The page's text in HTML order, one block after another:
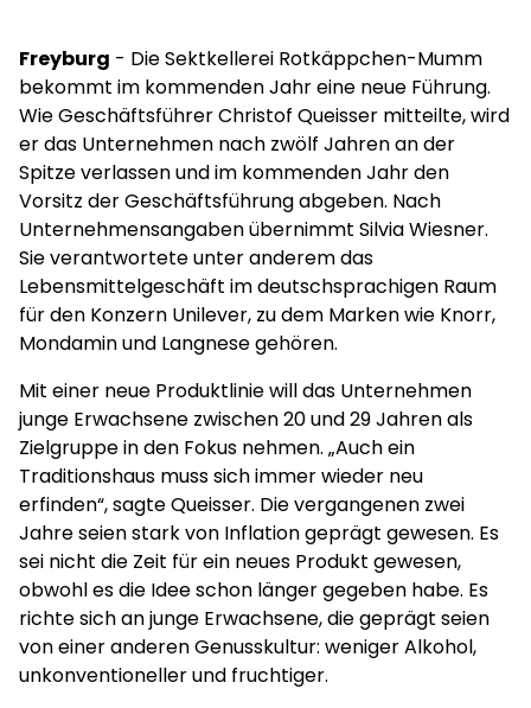
Freyburg - Die Sektkellerei Rotkäppchen-Mumm
bekommt im kommenden Jahr eine neue Führung.
Wie Geschäftsführer Christof Queisser mitteilte, wird
er das Unternehmen nach zwölf Jahren an der
Spitze verlassen und im kommenden Jahr den
Vorsitz der Geschäftsführung abgeben. Nach
Unternehmensangaben übernimmt Silvia Wiesner.
Sie verantwortete unter anderem das
Lebensmittelgeschäft im deutschsprachigen Raum
für den Konzern Unilever, zu dem Marken wie Knorr,
Mondamin und Langnese gehören.
Mit einer neue Produktlinie will das Unternehmen
junge Erwachsene zwischen 20 und 29 Jahren als
Zielgruppe in den Fokus nehmen. „Auch ein
Traditionshaus muss sich immer wieder neu
erfinden“, sagte Queisser. Die vergangenen zwei
Jahre seien stark von Inflation geprägt gewesen. Es
sei nicht die Zeit für ein neues Produkt gewesen,
obwohl es die Idee schon länger gegeben habe. Es
richte sich an junge Erwachsene, die geprägt seien
von einer anderen Genusskultur: weniger Alkohol,
unkonventioneller und fruchtiger.